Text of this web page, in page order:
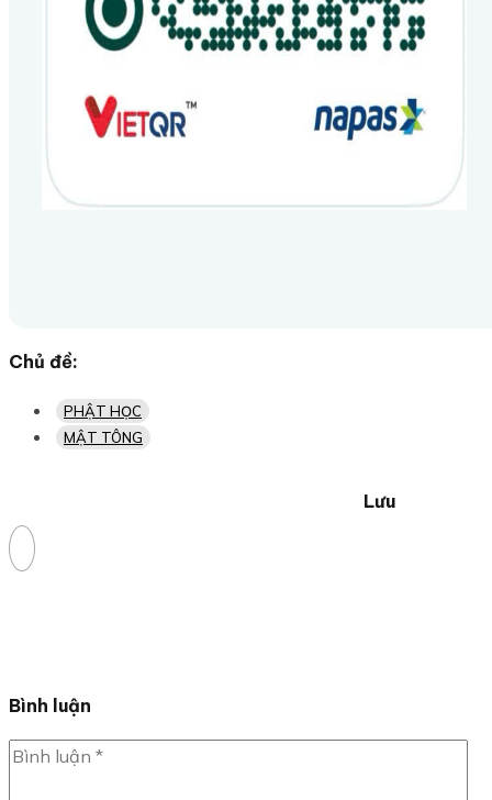
Chủ đề:
PHẬT HỌC
MẬT TÔNG
Lưu
Bình luận